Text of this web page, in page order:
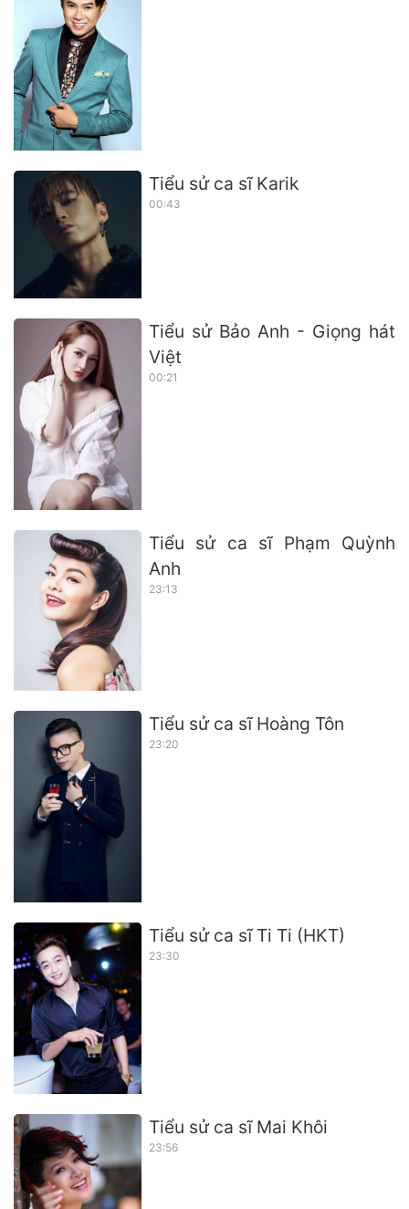
Tiểu sử ca sĩ Karik
00:43
Tiểu sử Bảo Anh - Giọng hát
Việt
00:21
Tiểu sử ca sĩ Phạm Quỳnh
Anh
23:13
Tiểu sử ca sĩ Hoàng Tôn
23:20
Tiểu sử ca sĩ Ti Ti (HKT)
23:30
Tiểu sử ca sĩ Mai Khôi
23:56